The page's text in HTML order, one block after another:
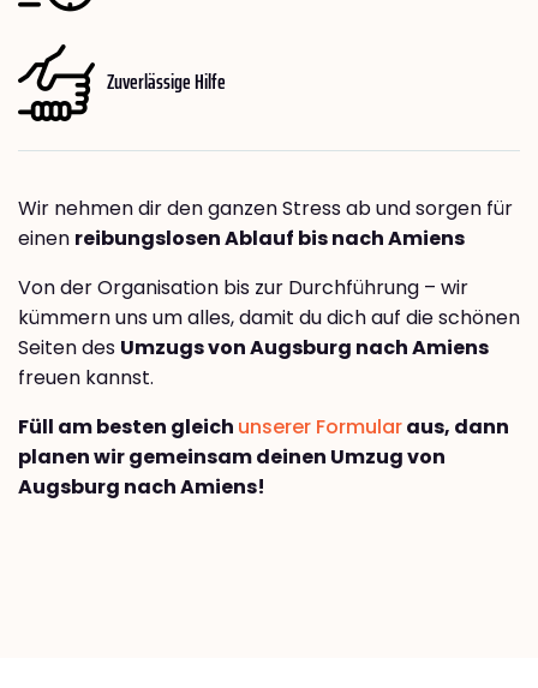
Zuverlässige Hilfe
Wir nehmen dir den ganzen Stress ab und sorgen für
einen reibungslosen Ablauf bis nach Amiens
Von der Organisation bis zur Durchführung – wir
kümmern uns um alles, damit du dich auf die schönen
Seiten des Umzugs von Augsburg nach Amiens
freuen kannst.
Füll am besten gleich unserer Formularaus, dann
planen wir gemeinsam deinen Umzug von
Augsburg nach Amiens!